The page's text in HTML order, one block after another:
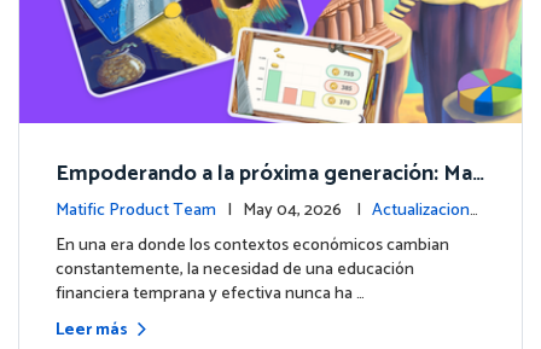
Empoderando a la próxima generación: Mat
ific lanza un curso integral de Educación Fin
anciera
Matific Product Team | May 04, 2026 | Actualizacione
s de la plataforma
En una era donde los contextos económicos cambian
constantemente, la necesidad de una educación
financiera temprana y efectiva nunca ha …
Leer más